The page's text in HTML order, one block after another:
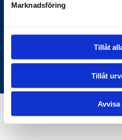
Marknadsföring
Tillåt
Tillåt
Avvisa
Om oss
© Copyright